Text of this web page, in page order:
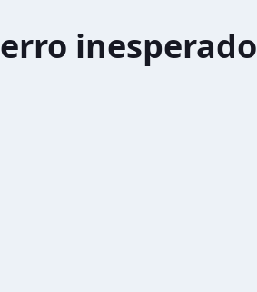
erro inesperado